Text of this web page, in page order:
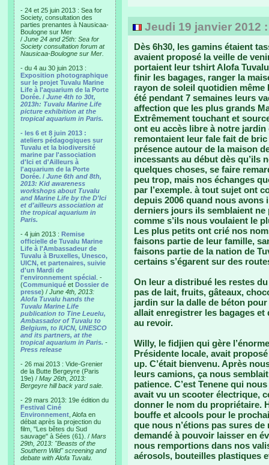
- 24 et 25 juin 2013 : Sea for
Society, consultation des
parties prenantes à Nausicaa-
Boulogne sur Mer
/ June 24 and 25th: Sea for
Society consultation forum at
Nausicaa-Boulogne sur Mer.
- du 4 au 30 juin 2013 :
Exposition photographique
sur le projet Tuvalu Marine
Life à l'aquarium de la Porte
Dorée. / June 4th to 30t,
2013h: Tuvalu Marine Life
picture exhibition at the
tropical aquarium in Paris.
- les 6 et 8 juin 2013 :
ateliers pédagogiques sur
Tuvalu et la biodiversité
marine par l'association
d'Ici et d'Ailleurs à
l'aquarium de la Porte
Dorée. / June 6th and 8th,
2013: Kid awareness
workshops about Tuvalu
and Marine Life by the D'Ici
et d'ailleurs association at
the tropical aquarium in
Paris.
- 4 juin 2013 : Remise
officielle de Tuvalu Marine
Life à l'Ambassadeur de
Tuvalu à Bruxelles, Unesco,
UICN, et partenaires, suivie
d'un Mardi de
l'environnement spécial . -
(Communiqué et Dossier de
presse) / June 4th, 2013:
Alofa Tuvalu hands the
Tuvalu Marine Life
publication to Tine Leuelu,
Ambassador of Tuvalu to
Belgium, to IUCN, UNESCO
and its partners, at the
tropical aquarium in Paris. -
Press release
- 26 mai 2013 : Vide-Grenier
de la Butte Bergeyre (Paris
19e) / May 26th, 2013:
Bergeyre hill back yard sale.
- 29 mars 2013: 19e édition du
Festival Ciné
Environnement , Alofa en
débat après la projection du
film, "Les bêtes du Sud
sauvage" à Sées (61). / Mars
29th, 2013: "Beasts of the
Southern Wild" screening and
debate with Alofa Tuvalu.
Jeudi 19 janvier 2012
Dès 6h30, les gamins étaient
avaient proposé la veille de
portaient leur tshirt Alofa
finir les bagages, ranger la
rayon de soleil quotidien même
été pendant 7 semaines leurs
affection que les plus grands
Extrêmement touchant et
ont eu accès libre à notre
remontaient leur fale fait de
présence autour de la maison
incessants au début dès qu’ils
quelques choses, se faire
peu trop, mais nos échanges
par l’exemple. à tout sujet ont
depuis 2006 quand nous avons
derniers jours ils semblaient
comme s’ils nous voulaient le
Les plus petits ont crié nos
faisons partie de leur famille,
faisons partie de la nation de
certains s’égarent sur des
On leur a distribué les restes
pas de lait, fruits, gâteaux,
jardin sur la dalle de béton
allait enregistrer les bagages et
au revoir.
Willy, le fidjien qui gère
Présidente locale, avait
up. C’était bienvenu. Après
leurs camions, ça nous
patience. C’est Tenene qui
avait vu un scooter électrique,
donner le nom du propriétaire.
bouffe et alcools pour le
que nous n’étions pas sures
demandé à pouvoir laisser en
nous remportions dans nos
aérosols, bouteilles plastiques